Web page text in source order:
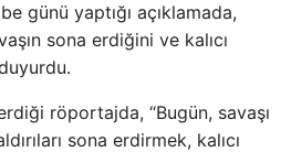
günü yaptığı açıklamada,
sona erdiğini ve kalıcı
röportajda, “Bugün, savaşı
sona erdirmek, kalıcı